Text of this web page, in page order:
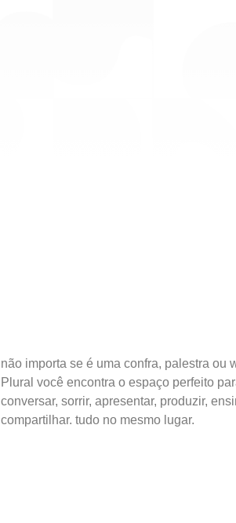
não importa se é uma confra, palestra ou
Plural você encontra o espaço perfeito
conversar, sorrir, apresentar, produzir,
compartilhar. tudo no mesmo lugar.